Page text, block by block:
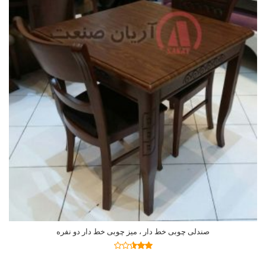
صندلی چوبی خط دار ، میز چوبی خط دار دو نفره
اطلاعات بیشتر